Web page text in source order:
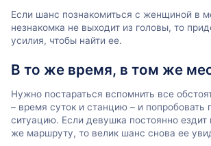
Если шанс познакомиться с женщиной в
незнакомка не выходит из головы, то
усилия, чтобы найти ее.
В то же время, в том же
Нужно постараться вспомнить все
– время суток и станцию – и попробовать
ситуацию. Если девушка постоянно
же маршруту, то велик шанс снова ее